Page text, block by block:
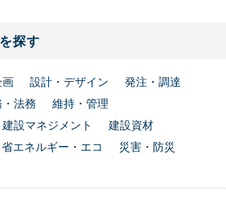
探す
画 設計・デザイン
発注・調達
法務
維持・管理
建設マネジメント
建設資材
エネルギー・エコ
災害・防災